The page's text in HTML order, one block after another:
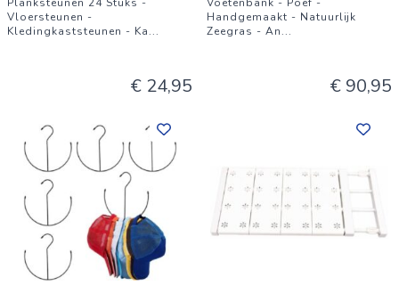
Vloersteunen -
Kledingkaststeunen - Ka...
€ 24,95
Handgemaakt - Natuurlijk
Zeegras - An...
€ 90,95